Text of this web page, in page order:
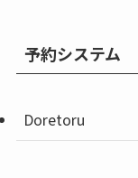
予約システム
Doretoru